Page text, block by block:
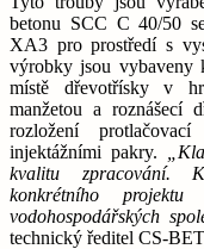
betonu SCC C 40/50
XA3 pro prostředí s
výrobky jsou vybaveny
místě dřevotřísky v
manžetou a roznášecí
rozložení
injektážními pakry.
kvalitu zpracování.
konkrétního
vodohospodářských
technický ředitel CS-